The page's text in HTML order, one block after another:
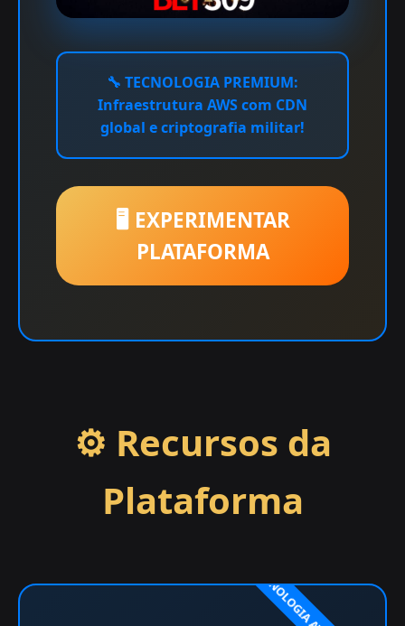
🔧 TECNOLOGIA PREMIUM:
Infraestrutura AWS com CDN
global e criptografia militar!
🖥️ EXPERIMENTAR
PLATAFORMA
⚙️ Recursos da
Plataforma